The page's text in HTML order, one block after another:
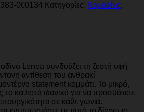
383-000134 Κατηγορίες: Κομοδίνα,
Lenea συνδυάζει τη ζεστή υφή
αντίθεση του ανθρακί,
statement κομμάτι. Το μικρό,
το καθιστά ιδανικό για να προσθέσετε
σε κάθε γωνιά.
εντυπωσιάστε με αυτό το δίχρωμο